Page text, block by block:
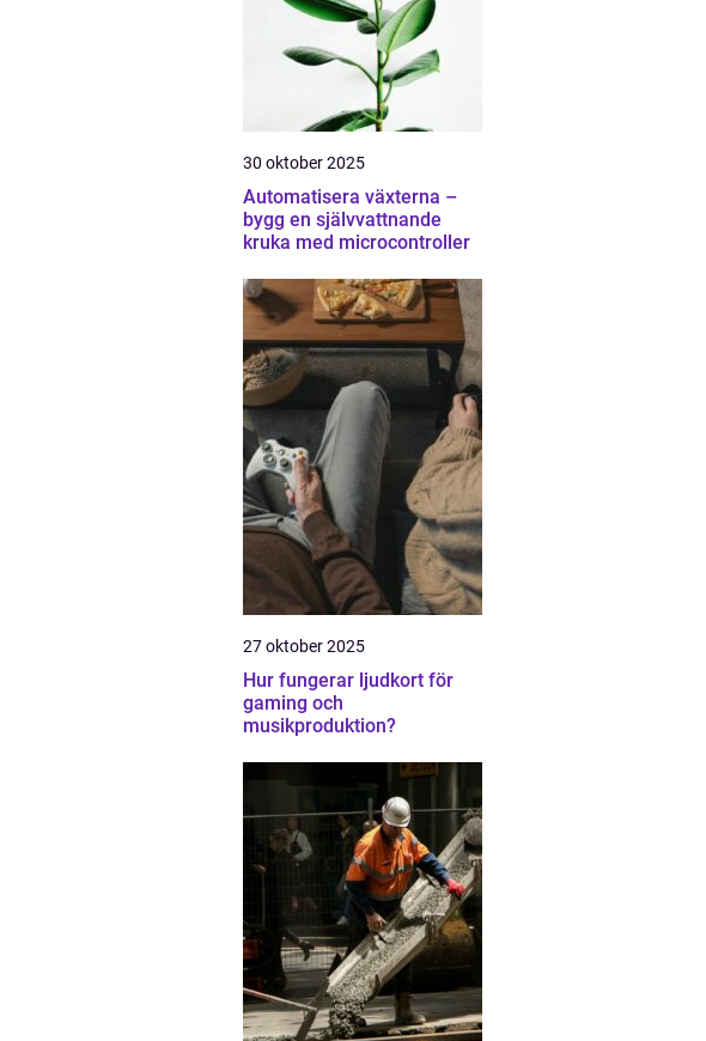
30 oktober 2025
Automatisera växterna –
bygg en självvattnande
kruka med microcontroller
27 oktober 2025
Hur fungerar ljudkort för
gaming och
musikproduktion?